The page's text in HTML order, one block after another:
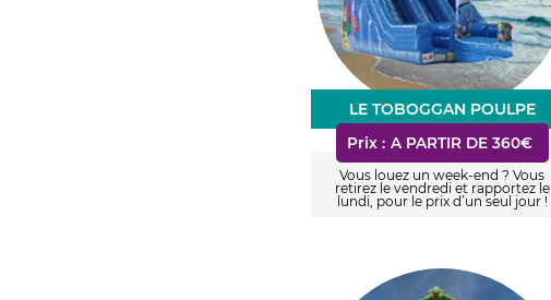
LE TOBOGGAN POULPE
Prix : A PARTIR DE 360€
Vous louez un week-end ? Vous
retirez le vendredi et rapportez le
lundi, pour le prix d’un seul jour !